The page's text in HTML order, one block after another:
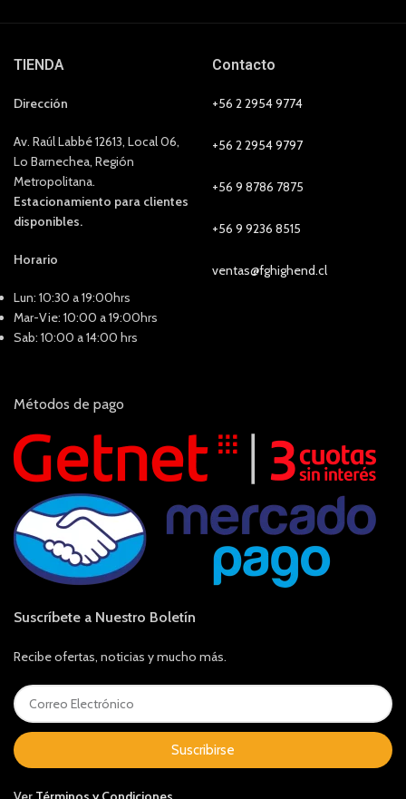
TIENDA
Dirección
Av. Raúl Labbé 12613, Local 06,
Lo Barnechea, Región
Metropolitana.
Estacionamiento para clientes
disponibles.
Horario
Lun: 10:30 a 19:00hrs
Mar-Vie: 10:00 a 19:00hrs
Sab: 10:00 a 14:00 hrs
Contacto
+56 2 2954 9774
+56 2 2954 9797
+56 9 8786 7875
+56 9 9236 8515
ventas@fghighend.cl
Métodos de pago
Suscríbete a Nuestro Boletín
Recibe ofertas, noticias y mucho más.
Suscribirse